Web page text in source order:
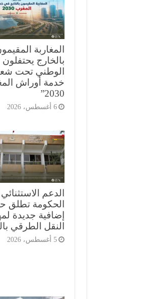
المغاربة
بالخارج
الوطني تحت
خدمة أوراش
2030”
6 أغسطس، 2026
الدعم
الحكومة تطلق
إضافية جديدة
النقل الطرقي
5 أغسطس، 2026